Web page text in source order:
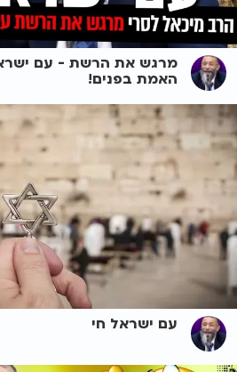
מרגש את הרשת - עם
האמת בפנים!
עם ישראל חי